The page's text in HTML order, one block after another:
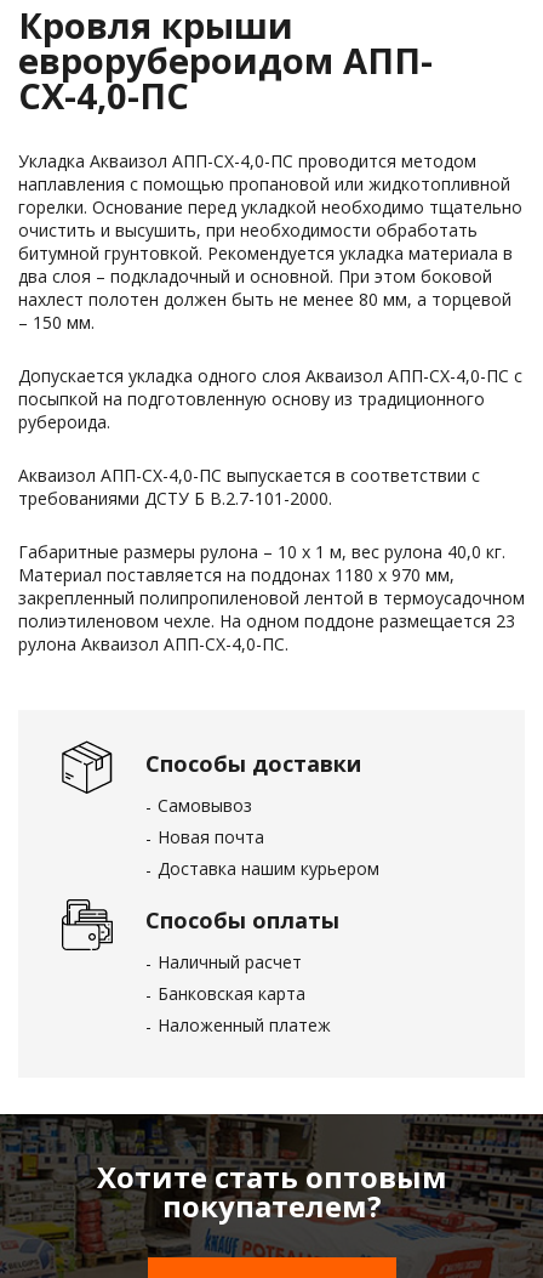
Способы доставки
Самовывоз
Новая почта
Доставка нашим курьером
Способы оплаты
Наличный расчет
Банковская карта
Наложенный платеж
Кровля крыши
еврорубероидом АПП-
СХ-4,0-ПС
Укладка Акваизол АПП-СХ-4,0-ПС проводится методом
наплавления с помощью пропановой или жидкотопливной
горелки. Основание перед укладкой необходимо тщательно
очистить и высушить, при необходимости обработать
битумной грунтовкой. Рекомендуется укладка материала в
два слоя – подкладочный и основной. При этом боковой
нахлест полотен должен быть не менее 80 мм, а торцевой
– 150 мм.
Допускается укладка одного слоя Акваизол АПП-СХ-4,0-ПС с
посыпкой на подготовленную основу из традиционного
рубероида.
Акваизол АПП-СХ-4,0-ПС выпускается в соответствии с
требованиями ДСТУ Б В.2.7-101-2000.
Габаритные размеры рулона – 10 х 1 м, вес рулона 40,0 кг.
Материал поставляется на поддонах 1180 х 970 мм,
закрепленный полипропиленовой лентой в термоусадочном
полиэтиленовом чехле. На одном поддоне размещается 23
рулона Акваизол АПП-СХ-4,0-ПС.
Хотите стать оптовым
покупателем?